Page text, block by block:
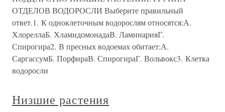
ОТДЕЛОВ ВОДОРОСЛИ Выберите правильный
ответ.1. К одноклеточным водорослям относятся:А.
ХлореллаБ. ХламидомонадаВ. ЛаминарияГ.
Спирогира2. В пресных водоемах обитает:А.
СаргассумБ. ПорфираВ. СпирогираГ. Вольвокс3. Клетка
водоросли
Низшие растения